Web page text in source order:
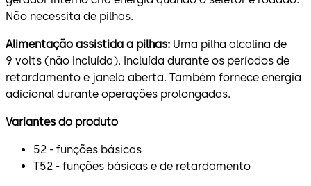
Não necessita de pilhas.
Alimentação assistida a pilhas: Uma pilha alcalina de
9 volts (não incluída). Incluída durante os períodos de
retardamento e janela aberta. Também fornece energia
adicional durante operações prolongadas.
Variantes do produto
52 - funções básicas
T52 - funções básicas e de retardamento